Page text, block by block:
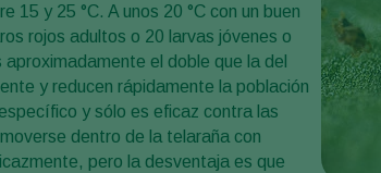
15 y 25 °C. A unos 20 °C con un buen
rojos adultos o 20 larvas jóvenes o
el doble que la del
y reducen rápidamente la población
y sólo es eficaz contra las
dentro de la telaraña con
pero la desventaja es que